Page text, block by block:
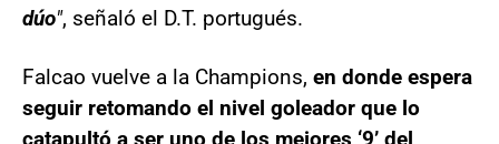
dúo", señaló el D.T. portugués.
Falcao vuelve a la Champions, en donde espera
seguir retomando el nivel goleador que lo
catapultó a ser uno de los mejores ‘9’ del